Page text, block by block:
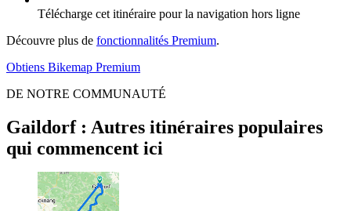
Télécharge cet itinéraire pour la navigation hors ligne
Découvre plus de fonctionnalités Premium.
Obtiens Bikemap Premium
DE NOTRE COMMUNAUTÉ
Gaildorf : Autres itinéraires populaires
qui commencent ici